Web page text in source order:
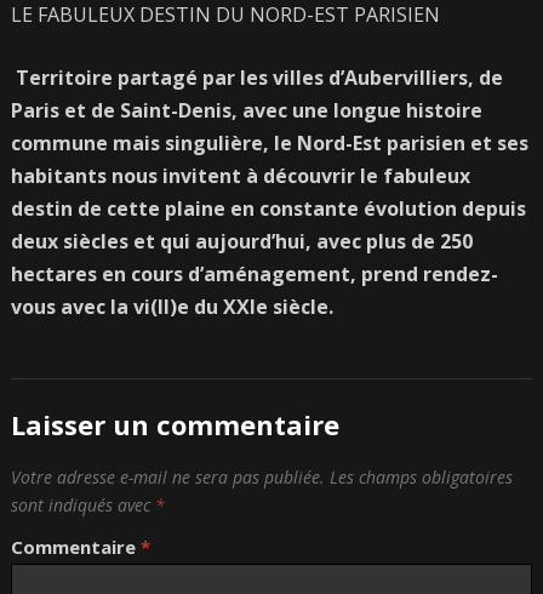
LE FABULEUX DESTIN DU NORD-EST PARISIEN
Territoire partagé par les villes d’Aubervilliers, de
Paris et de Saint-Denis, avec une longue histoire
commune mais singulière, le Nord-Est parisien et ses
habitants nous invitent à découvrir le fabuleux
destin de cette plaine en constante évolution depuis
deux siècles et qui aujourd’hui, avec plus de 250
hectares en cours d’aménagement, prend rendez-
vous avec la vi(ll)e du XXIe siècle.
Laisser un commentaire
Votre adresse e-mail ne sera pas publiée. Les champs obligatoires
sont indiqués avec *
Commentaire *